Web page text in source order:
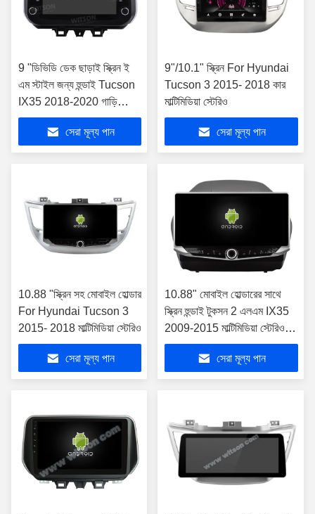
9 "ডিভিডি ডেক ছাড়াই স্ক্রিন ই
এম স্টাইল জন্য হুন্ডাই Tucson
IX35 2018-2020 গাড়ি
মাল্টিমিডিয়া স্টেরিও
সেরা মূল্য পান
9"/10.1" স্ক্রিন For Hyundai
Tucson 3 2015- 2018 কার
মাল্টিমিডিয়া স্টেরিও
সেরা মূল্য পান
10.88 "স্ক্রিন সহ মোবাইল হোল্ডার
For Hyundai Tucson 3
2015- 2018 মাল্টিমিডিয়া স্টেরিও
সেরা মূল্য পান
10.88" মোবাইল হোল্ডারের সাথে
স্ক্রিন হুন্ডাই টুকসন 2 এলএম IX35
2009-2015 মাল্টিমিডিয়া স্টেরিওর
জন্য
সেরা মূল্য পান